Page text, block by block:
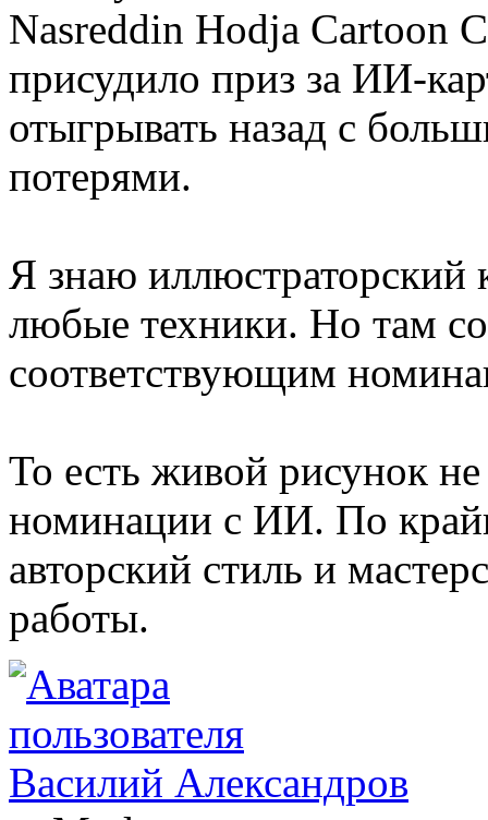
Nasreddin Hodja Cartoon
присудило приз за ИИ-
отыгрывать назад с
потерями.
Я знаю иллюстраторский
любые техники. Но там
соответствующим
То есть живой рисунок
номинации с ИИ. По
авторский стиль и
работы.
Василий Александров